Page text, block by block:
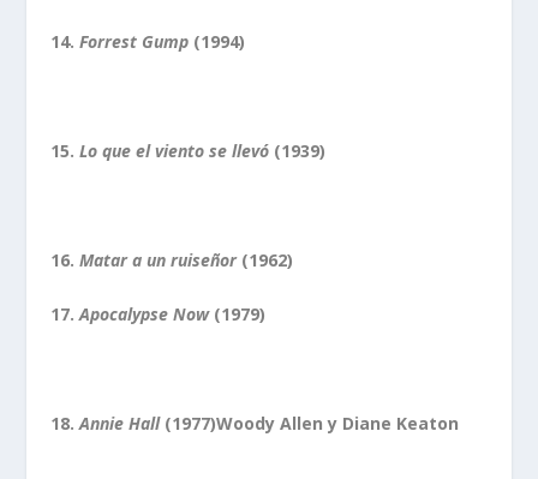
14.Forrest Gump (1994)
15.Lo que el viento se llevó (1939)
16.Matar a un ruiseñor(1962)
17.Apocalypse Now(1979)
18.Annie Hall(1977)Woody Allen y Diane Keaton